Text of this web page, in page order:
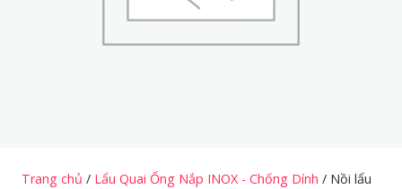
Trang chủ / Lẩu Quai Ống Nắp INOX - Chống Dính / Nồi lẩu